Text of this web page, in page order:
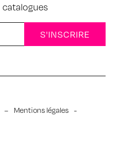
– Mentions légales -